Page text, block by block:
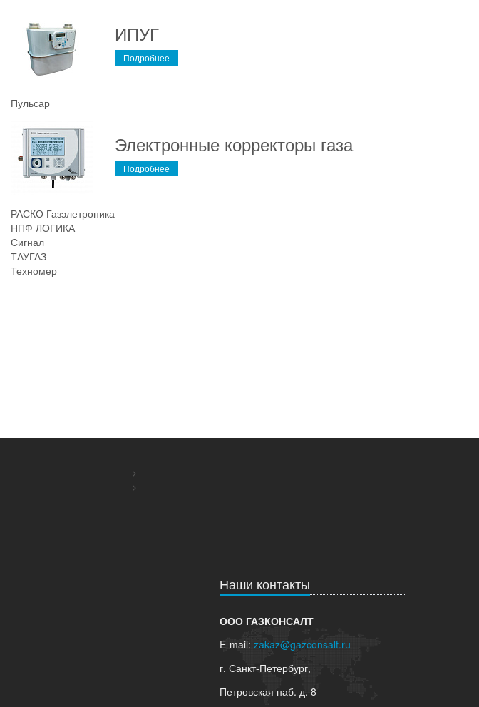
ИПУГ
Подробнее
Пульсар
Электронные корректоры газа
Подробнее
РАСКО Газэлетроника
НПФ ЛОГИКА
Сигнал
ТАУГАЗ
Техномер
Наши контакты
ООО ГАЗКОНСАЛТ
E-mail: zakaz@gazconsalt.ru
г. Санкт-Петербург,
Петровская наб. д. 8